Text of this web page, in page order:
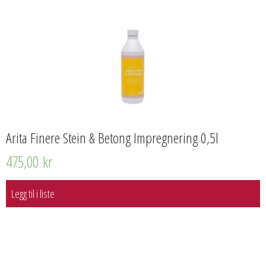
Arita Finere Stein & Betong Impregnering 0,5l
475,00 kr
Legg til i liste